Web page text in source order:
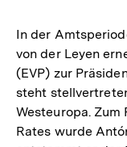
In der
von der Leyen
(EVP) zur
steht
Westeuropa. Zum
Rates wurde